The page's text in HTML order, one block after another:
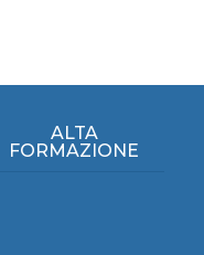
ALTA
FORMAZIONE